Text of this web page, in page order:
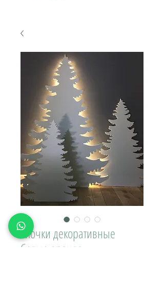
Елочки декоративные
белые аренда